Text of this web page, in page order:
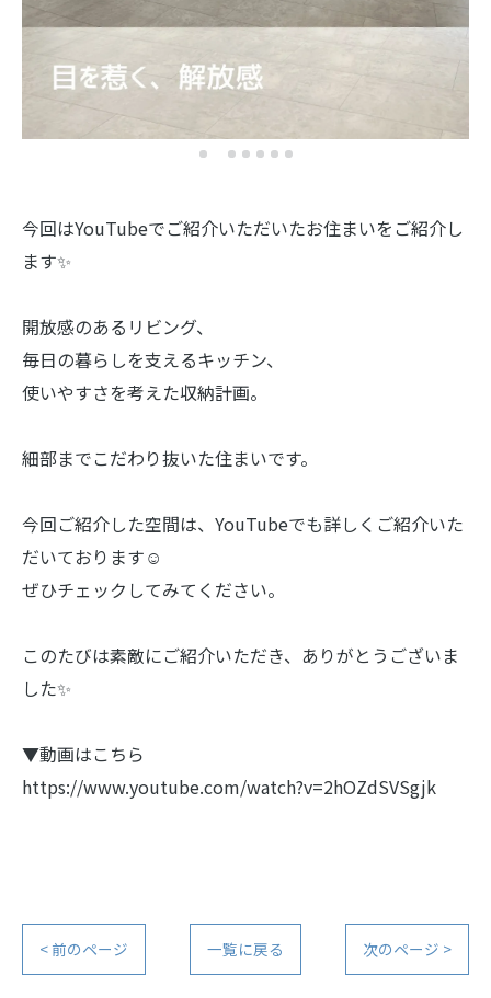
今回はYouTubeでご紹介いただいたお住まいをご紹介し
ます✨
開放感のあるリビング、
毎日の暮らしを支えるキッチン、
使いやすさを考えた収納計画。
細部までこだわり抜いた住まいです。
今回ご紹介した空間は、YouTubeでも詳しくご紹介いた
だいております☺️
ぜひチェックしてみてください。
このたびは素敵にご紹介いただき、ありがとうございま
した✨
▼動画はこちら
https://www.youtube.com/watch?v=2hOZdSVSgjk
< 前のページ 一覧に戻る 次のページ >